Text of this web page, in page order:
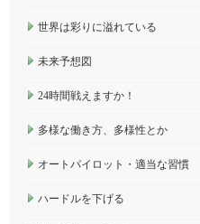
世界は彩りに溢れている
未来予想図
24時間戦えますか！
多様な働き方、多様性とか
オートパイロット・適当な習慣
ハードルを下げる